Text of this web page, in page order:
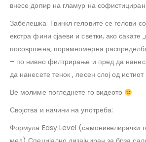
внесе допир на гламур на
Забелешка: Твинкл геловите се гелови
екстра фини сјаеви и светки, ако сакате
посовршена, порамномерна
– по нивно филтрирање и пред да
да нанесете тенок , лесен слој од истиот
Ве молиме погледнете го видеото
Својства и начини на употреба:
Формула Easy Level (самонивелирачки